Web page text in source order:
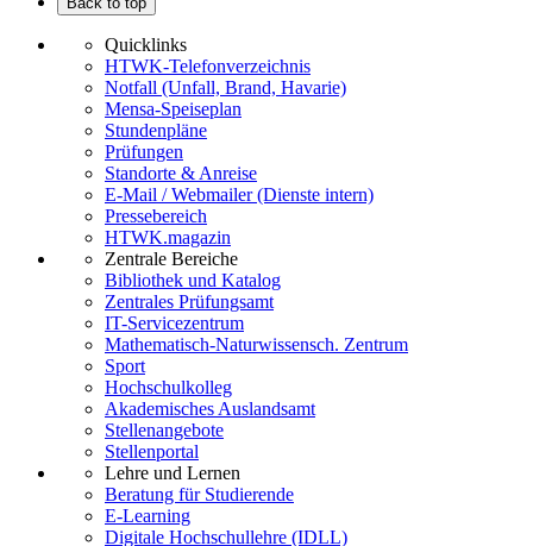
Quicklinks
HTWK-Telefonverzeichnis
Notfall (Unfall, Brand, Havarie)
Mensa-Speiseplan
Stundenpläne
Prüfungen
Standorte & Anreise
E-Mail / Webmailer (Dienste intern)
Pressebereich
HTWK.magazin
Zentrale Bereiche
Bibliothek und Katalog
Zentrales Prüfungsamt
IT-Servicezentrum
Mathematisch-Naturwissensch. Zentrum
Sport
Hochschulkolleg
Akademisches Auslandsamt
Stellenangebote
Stellenportal
Lehre und Lernen
Beratung für Studierende
E-Learning
Digitale Hochschullehre (IDLL)